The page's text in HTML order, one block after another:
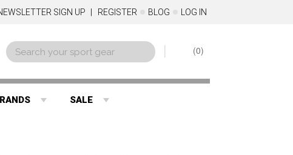
SIGN UP REGISTER BLOG LOG IN
0
SALE